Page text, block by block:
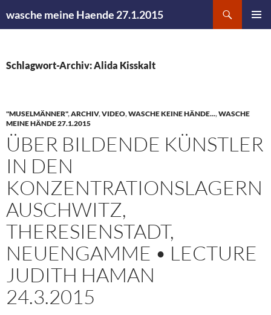
Inhalt
wasche meine Haende 27.1.2015
Schlagwort-Archiv: Alida Kisskalt
"MUSELMÄNNER",ARCHIV,VIDEO,WASCHE KEINE HÄNDE...,WASCHE
MEINE HÄNDE 27.1.2015
ÜBER BILDENDE KÜNSTLER
IN DEN
AUSCHWITZ,
THERESIENSTADT,
NEUENGAMME • LECTURE
JUDITH HAMAN
24.3.2015